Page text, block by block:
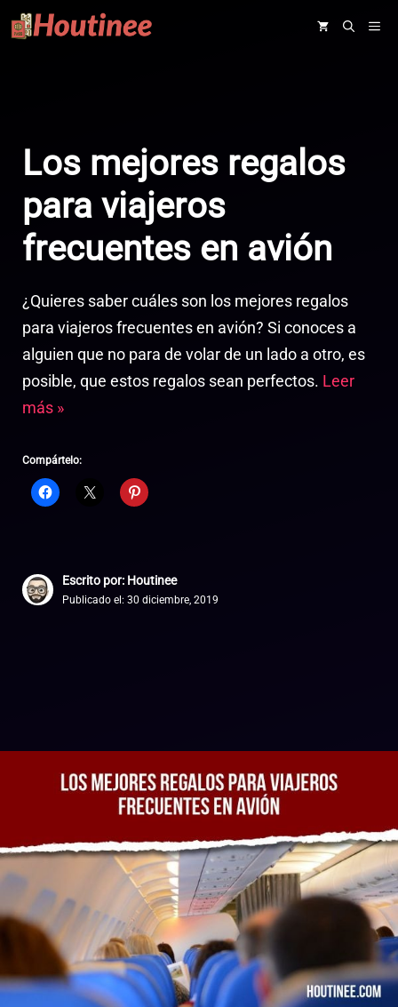
Saltar
al
Los mejores regalos
para viajeros
frecuentes en avión
¿Quieres saber cuáles son los mejores regalos
para viajeros frecuentes en avión? Si conoces a
alguien que no para de volar de un lado a otro, es
posible, que estos regalos sean perfectos. Leer
más »
Compártelo:
Escrito por: Houtinee
Publicado el: 30 diciembre, 2019